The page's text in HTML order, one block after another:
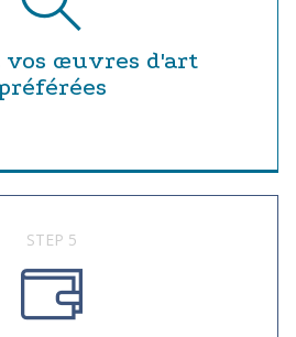
vos œuvres d'art
STEP 5